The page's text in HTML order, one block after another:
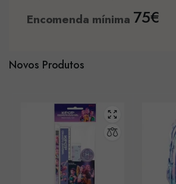
Encomenda mínima 75€
Novos Produtos